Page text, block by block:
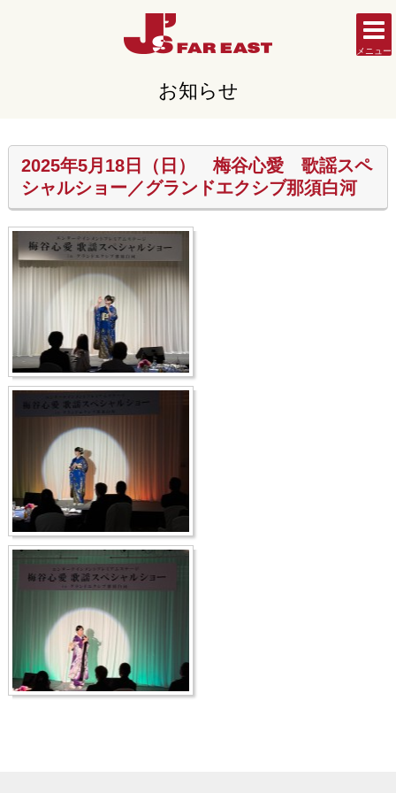
メニュー
お知らせ
2025年5月18日（日） 梅谷心愛 歌謡スペ
シャルショー／グランドエクシブ那須白河